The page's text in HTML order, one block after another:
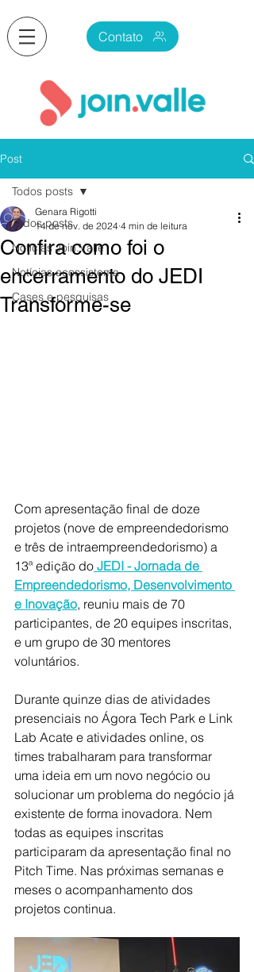
Contato
Post
Todos posts
Notícias Join.Valle
Notícias ecossistema
Cases e pesquisas
Todos posts
Confira como foi o
encerramento do JEDI
Transforme-se
Genara Rigotti
14 de nov. de 2024 4 min de leitura
Com apresentação final de doze
projetos (nove de empreendedorismo
e três de intraempreendedorismo) a
13ª edição do JEDI - Jornada de
Empreendedorismo, Desenvolvimento
e Inovação, reuniu mais de 70
participantes, de 20 equipes inscritas,
e um grupo de 30 mentores
voluntários.
Durante quinze dias de atividades
presenciais no Ágora Tech Park e Link
Lab Acate e atividades online, os
times trabalharam para transformar
uma ideia em um novo negócio ou
solucionar um problema do negócio já
existente de forma inovadora. Nem
todas as equipes inscritas
participaram da apresentação final no
Pitch Time. Nas próximas semanas e
meses o acompanhamento dos
projetos continua.